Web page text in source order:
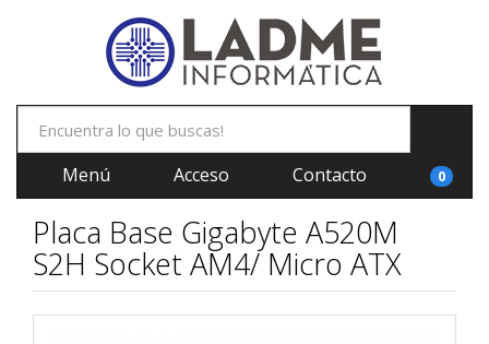
Menú Acceso Contacto 0
Placa Base Gigabyte A520M
S2H Socket AM4/ Micro ATX